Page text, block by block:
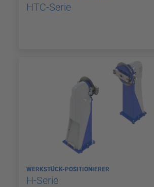
HTC-Serie
WERKSTÜCK-POSITIONIERER
H-Serie